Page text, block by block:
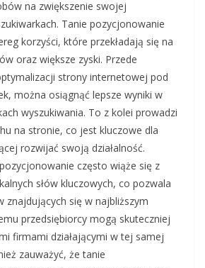
na zwiększenie swojej
Tanie pozycjonowanie
korzyści, które przekładają się na
oraz większe zyski. Przede
strony internetowej pod
można osiągnąć lepsze wyniki w
wyszukiwania. To z kolei prowadzi
na stronie, co jest kluczowe dla
rozwijać swoją działalność.
często wiąże się z
słów kluczowych, co pozwala
znajdujących się w najbliższym
przedsiębiorcy mogą skuteczniej
firmami działającymi w tej samej
zauważyć, że tanie